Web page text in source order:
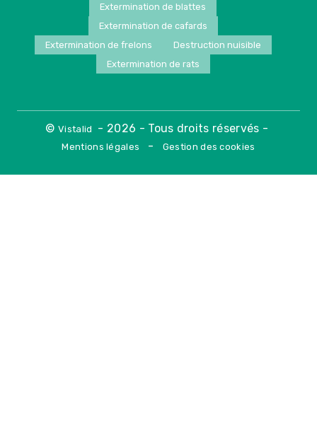
Extermination de blattes
Extermination de cafards
Extermination de frelons
Destruction nuisible
Extermination de rats
©Vistalid - 2026 - Tous droits réservés -
Mentions légales - Gestion des cookies